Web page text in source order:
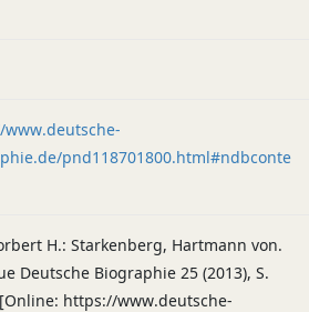
pnd118701800.html#ndbconte
H.: Starkenberg, Hartmann von.
Deutsche Biographie 25 (2013), S.
https://www.deutsche-